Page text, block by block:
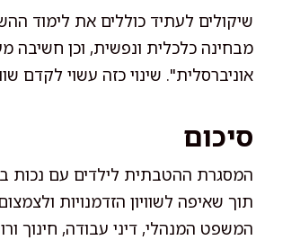
שיקולים לעתיד כוללים את לימוד
מבחינה כלכלית ונפשית, וכן
אוניברסלית". שינוי כזה עשוי לקדם
סיכום
המסגרת ההטבתית לילדים עם נכות
תוך שאיפה לשוויון הזדמנויות
המשפט המנהלי, דיני עבודה, חינוך